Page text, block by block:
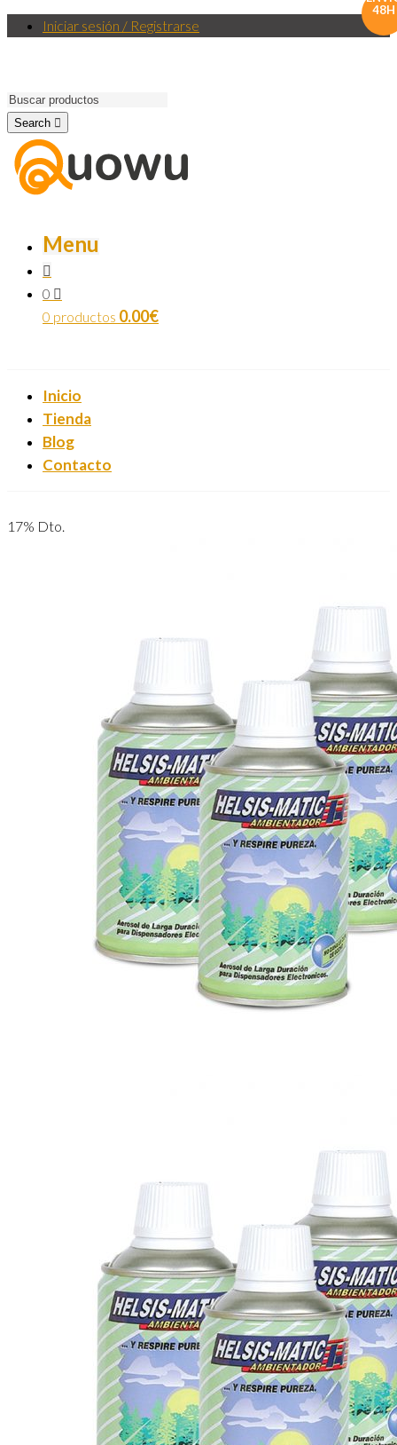
Iniciar sesión / Registrarse
Search
Menu
0
0 productos 0.00€
Inicio
Tienda
Blog
Contacto
17% Dto.
48H